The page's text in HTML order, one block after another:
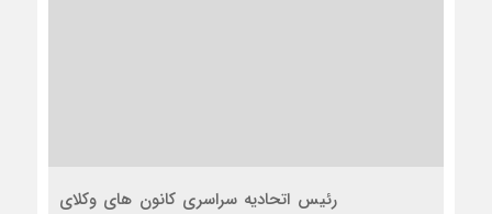
رئیس اتحادیه سراسری کانون های وکلای